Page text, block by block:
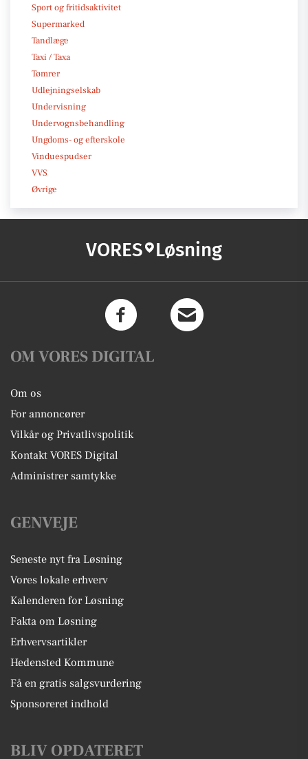
Sport og fritidsaktivitet
Supermarked
Tandlæge
Taxi / Taxa
Tømrer
Udlejningselskab
Undervisning
Undervognsbehandling
Ungdoms- og efterskole
Vinduespudser
VVS
Øvrige
VORES Løsning
OM VORES DIGITAL
Om os
For annoncører
Vilkår og Privatlivspolitik
Kontakt VORES Digital
Administrer samtykke
GENVEJE
Seneste nyt fra Løsning
Vores lokale erhverv
Kalenderen for Løsning
Fakta om Løsning
Erhvervsartikler
Hedensted Kommune
Få en gratis salgsvurdering
Sponsoreret indhold
BLIV OPDATERET